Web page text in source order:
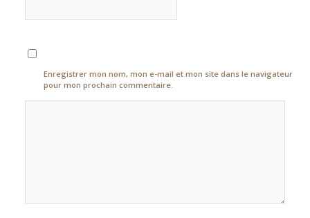
Enregistrer mon nom, mon e-mail et mon site dans le navigateur
pour mon prochain commentaire.